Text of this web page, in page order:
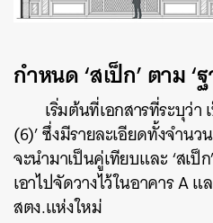
กำหนด ‘สเป็ก’ ตาม ‘
เริ่มต้นที่เอกสารที่ระบุว่า
(6)’ ซึ่งมีรายละเอียดทั้งจำน
จะนำมาเป็นคู่เทียบและ ‘สเป็
เอาไปจัดวางไว้ในอาคาร A
สตง.แห่งใหม่